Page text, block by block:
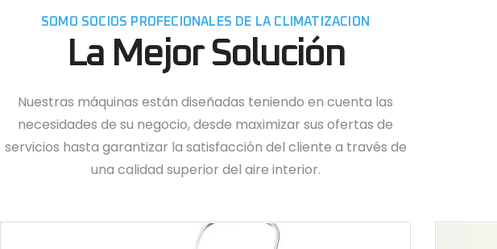
SOMO SOCIOS PROFECIONALES DE LA CLIMATIZACION
La Mejor Solución
Nuestras máquinas están diseñadas teniendo en cuenta las
necesidades de su negocio, desde maximizar sus ofertas de
servicios hasta garantizar la satisfacción del cliente a través de
una calidad superior del aire interior.